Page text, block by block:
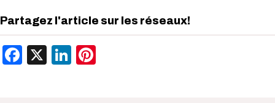
Partagez l'article sur les réseaux!
Facebook
X LinkedIn